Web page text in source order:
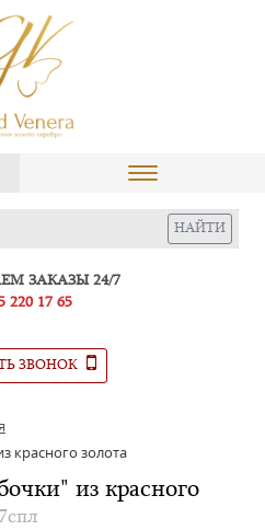
ЗАКАЗЫ 24/7
220 17 65
ЗВОНОК
красного золота
из красного